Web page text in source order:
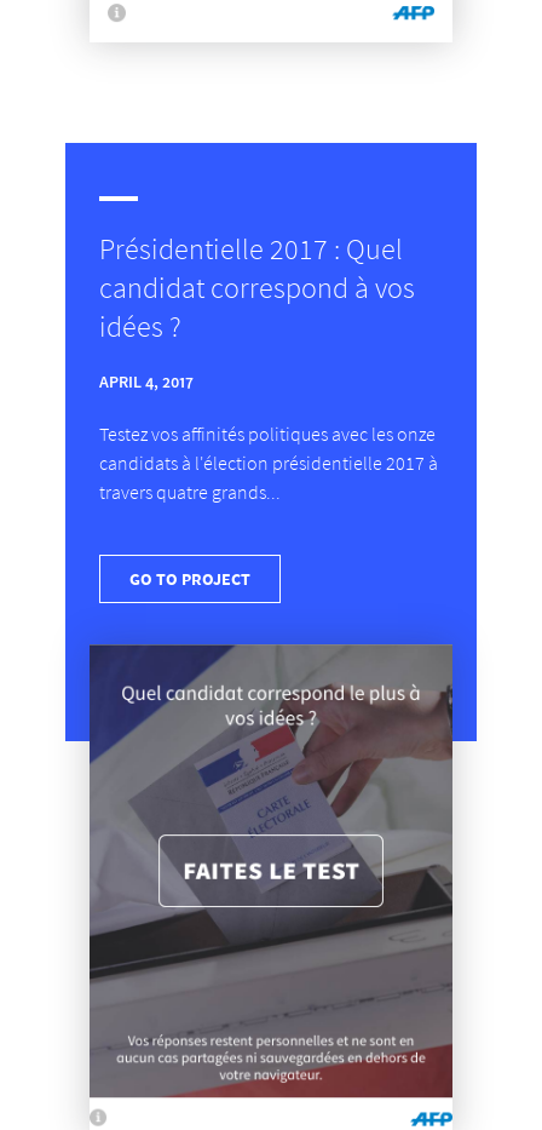
Présidentielle 2017 : Quel
candidat correspond à vos
idées ?
APRIL 4, 2017
Testez vos affinités politiques avec les onze
candidats à l'élection présidentielle 2017 à
travers quatre grands...
GO TO PROJECT